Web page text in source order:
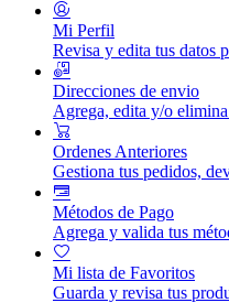
Mi Perfil
Revisa y edita tus datos
Direcciones de envio
Agrega, edita y/o
Ordenes Anteriores
Gestiona tus pedidos,
Métodos de Pago
Agrega y valida tus
Mi lista de Favoritos
Guarda y revisa tus